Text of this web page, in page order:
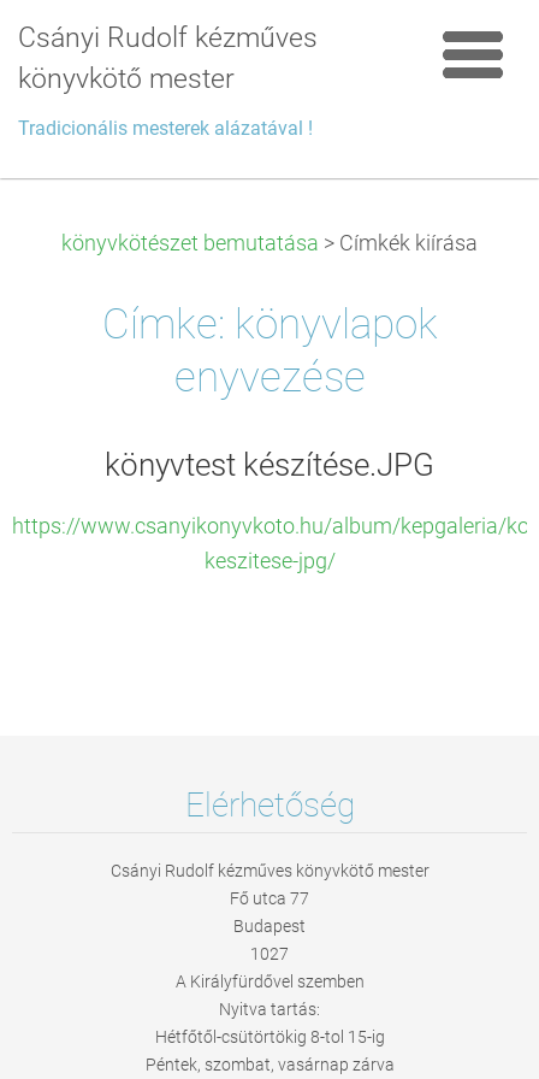
Csányi Rudolf kézműves
könyvkötő mester
Tradicionális mesterek alázatával !
könyvkötészet bemutatása > Címkék kiírása
Címke: könyvlapok
enyvezése
könyvtest készítése.JPG
https://www.csanyikonyvkoto.hu/album/kepgaleria/
keszitese-jpg/
Elérhetőség
Csányi Rudolf kézműves könyvkötő mester
Fő utca 77
Budapest
1027
A Királyfürdővel szemben
Nyitva tartás:
Hétfőtől-csütörtökig 8-tol 15-ig
Péntek, szombat, vasárnap zárva